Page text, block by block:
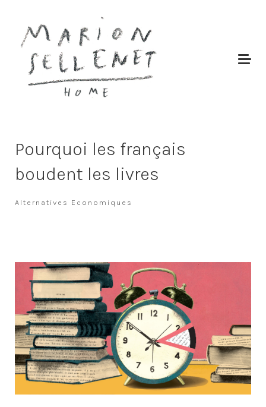
Pourquoi les français
boudent les livres
Alternatives Economiques